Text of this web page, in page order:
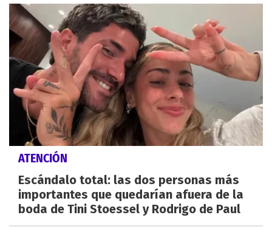
ATENCIÓN
Escándalo total: las dos personas más
importantes que quedarían afuera de la
boda de Tini Stoessel y Rodrigo de Paul